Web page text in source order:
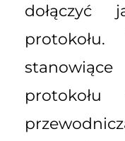
dołączyć
protokołu.
protokołu